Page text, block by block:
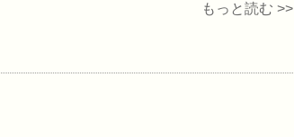
もっと読む >>